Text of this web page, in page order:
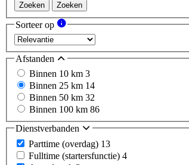
Zoeken Zoeken
Sorteer op
Afstanden
Binnen 10 km 3
Binnen 25 km 14
Binnen 50 km 32
Binnen 100 km 86
Dienstverbanden
Parttime (overdag) 13
Fulltime (startersfunctie) 4